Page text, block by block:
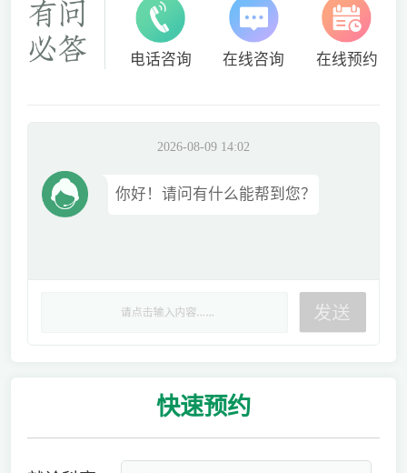
电话咨询 在线咨询 在线预约
2026-08-09 14:02
你好！请问有什么能帮到您？
快速预约